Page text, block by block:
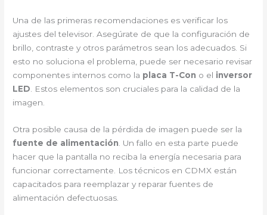
Una de las primeras recomendaciones es verificar los
ajustes del televisor. Asegúrate de que la configuración de
brillo, contraste y otros parámetros sean los adecuados. Si
esto no soluciona el problema, puede ser necesario revisar
componentes internos como la placa T-Con o el inversor
LED . Estos elementos son cruciales para la calidad de la
imagen.
Otra posible causa de la pérdida de imagen puede ser la
fuente de alimentación . Un fallo en esta parte puede
hacer que la pantalla no reciba la energía necesaria para
funcionar correctamente. Los técnicos en CDMX están
capacitados para reemplazar y reparar fuentes de
alimentación defectuosas.